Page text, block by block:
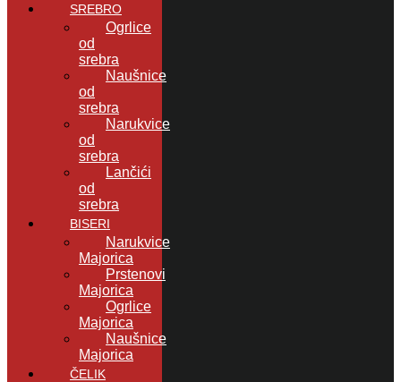
SREBRO
Ogrlice
od
srebra
Naušnice
od
srebra
Narukvice
od
srebra
Lančići
od
srebra
BISERI
Narukvice
Majorica
Prstenovi
Majorica
Ogrlice
Majorica
Naušnice
Majorica
ČELIK